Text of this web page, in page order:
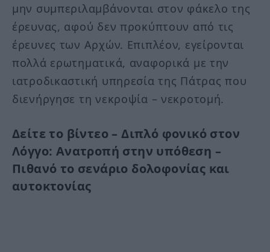
μην συμπεριλαμβάνονται στον φάκελο της
έρευνας, αφού δεν προκύπτουν από τις
έρευνες των Αρχών. Επιπλέον, εγείρονται
πολλά ερωτηματικά, αναφορικά με την
ιατροδικαστική υπηρεσία της Πάτρας που
διενήργησε τη νεκροψία – νεκροτομή.
Δείτε το βίντεο – Διπλό φονικό στον
Λόγγο: Ανατροπή στην υπόθεση –
Πιθανό το σενάριο δολοφονίας και
αυτοκτονίας